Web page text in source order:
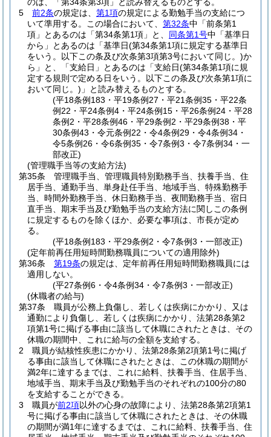
5
前2条の規定は、 第1項の規定による勤勉手当の支給につ
いて準用する。
この場合において、 第32条中「前条第1
項」とあるのは「第34条第1項」と、 同条第1号中「基準日
から」とあるのは「基準日(第34条第1項に規定する基準日
をいう。以下この条及び次条第3項第3号において同じ。)か
ら」と、「支給日」とあるのは「支給日(第34条第1項に規
定する規則で定める日をいう。以下この条及び次条第1項に
おいて同じ。) 」と読み替えるものとする。
(平18条例183・平19条例27・平21条例35・平22条
例22・平24条例4・平24条例15・平26条例24・平28
条例2・平28条例46・平29条例2・平29条例38・平
30条例43・令元条例22・令4条例29・令4条例34・
令5条例26・令6条例35・令7条例3・令7条例34・一
部改正)
(管理職手当等の支給方法)
第35条
管理職手当、管理職員特別勤務手当、扶養手当、住
居手当、通勤手当、単身赴任手当、地域手当、特殊勤務手
当、時間外勤務手当、休日勤務手当、夜間勤務手当、宿日
直手当、期末手当及び勤勉手当の支給方法に関しこの条例
に規定するものを除くほか、必要な事項は、市長が定め
る。
(平18条例183・平29条例2・令7条例3・一部改正)
(定年前再任用短時間勤務職員についての適用除外)
第36条
第19条の規定は、定年前再任用短時間勤務職員には
適用しない。
(平27条例6・令4条例34・令7条例3・一部改正)
(休職者の給与)
第37条
職員が公務上負傷し、若しくは疾病にかかり、又は
通勤により負傷し、若しくは疾病にかかり、法第28条第2
項第1号に掲げる事由に該当して休職にされたときは、その
休職の期間中、これに給与の全額を支給する。
2
職員が結核性疾患にかかり、法第28条第2項第1号に掲げ
る事由に該当して休職にされたときは、この休職の期間が
満2年に達するまでは、これに給料、扶養手当、住居手当、
地域手当、期末手当及び勤勉手当のそれぞれの100分の80
を支給することができる。
3
職員が前2項以外の心身の故障により、法第28条第2項第1
号に掲げる事由に該当して休職にされたときは、その休職
の期間が満1年に達するまでは、これに給料、扶養手当、住